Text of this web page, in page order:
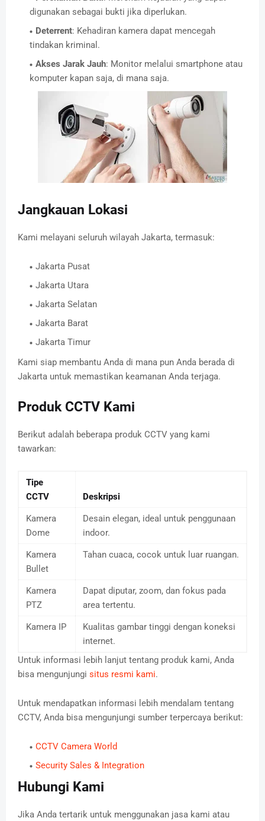
digunakan sebagai bukti jika diperlukan.
Deterrent: Kehadiran kamera dapat mencegah
tindakan kriminal.
Akses Jarak Jauh: Monitor melalui smartphone atau
komputer kapan saja, di mana saja.
Jangkauan Lokasi
Kami melayani seluruh wilayah Jakarta, termasuk:
Jakarta Pusat
Jakarta Utara
Jakarta Selatan
Jakarta Barat
Jakarta Timur
Kami siap membantu Anda di mana pun Anda berada di
Jakarta untuk memastikan keamanan Anda terjaga.
Produk CCTV Kami
Berikut adalah beberapa produk CCTV yang kami
tawarkan:
Tipe
CCTV
Deskripsi
Kamera
Dome
Desain elegan, ideal untuk penggunaan
indoor.
Kamera
Bullet
Tahan cuaca, cocok untuk luar ruangan.
Kamera
PTZ
Dapat diputar, zoom, dan fokus pada
area tertentu.
Kamera IP
Kualitas gambar tinggi dengan koneksi
internet.
Untuk informasi lebih lanjut tentang produk kami, Anda
bisa mengunjungi situs resmi kami.
Untuk mendapatkan informasi lebih mendalam tentang
CCTV, Anda bisa mengunjungi sumber terpercaya berikut:
CCTV Camera World
Security Sales & Integration
Hubungi Kami
Jika Anda tertarik untuk menggunakan jasa kami atau